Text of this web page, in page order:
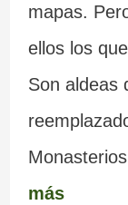
mapas.
ellos los
Son aldeas
más